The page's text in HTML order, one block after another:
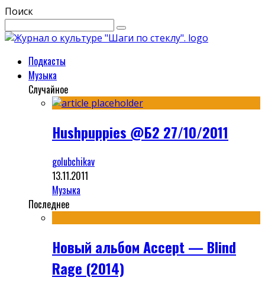
Поиск
Подкасты
Музыка
Случайное
Hushpuppies @Б2 27/10/2011
golubchikav
13.11.2011
Музыка
Последнее
Новый альбом Accept — Blind
Rage (2014)